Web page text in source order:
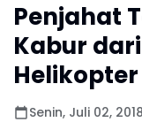
Penjahat
Kabur
Helikopter
Senin, Juli 02, 2018